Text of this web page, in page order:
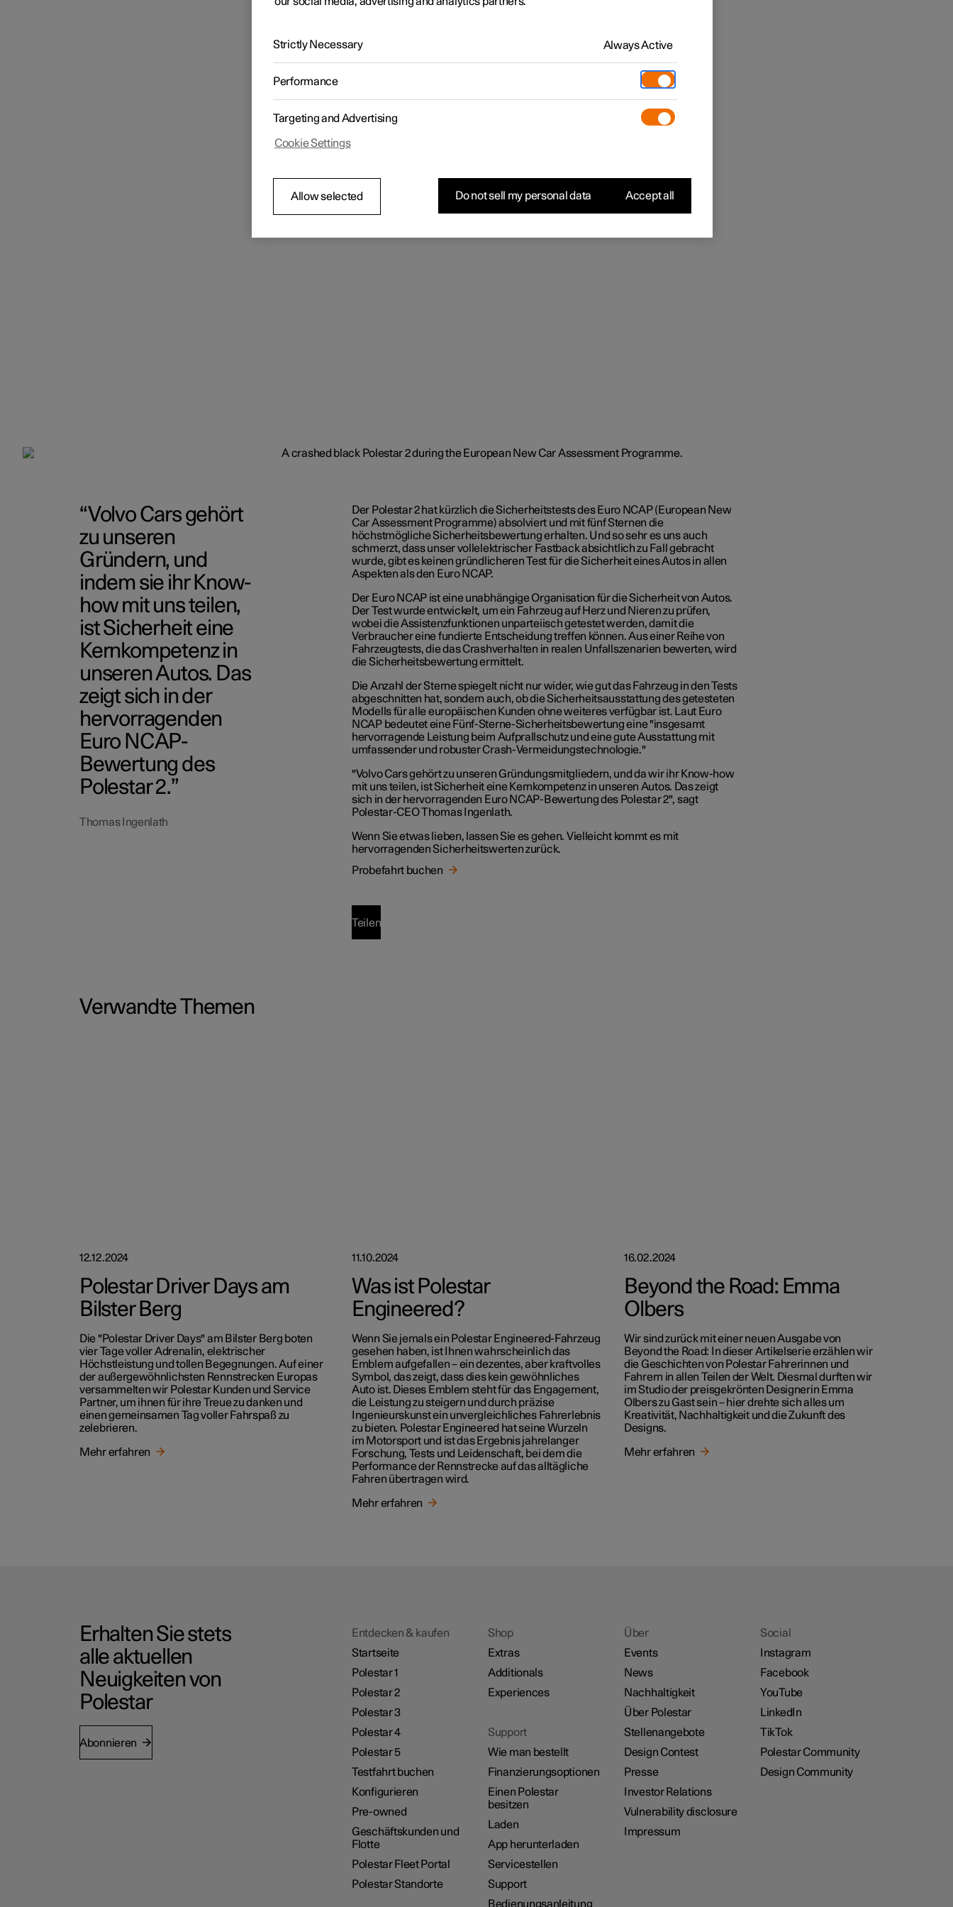
Volvo Cars gehört
zu unseren
Gründern, und
indem sie ihr Know-
how mit uns teilen,
ist Sicherheit eine
Kernkompetenz in
unseren Autos. Das
zeigt sich in der
hervorragenden
Euro NCAP-
Bewertung des
Polestar 2.
Thomas Ingenlath
Der Polestar 2 hat kürzlich die Sicherheitstests des Euro NCAP (European New
Car Assessment Programme) absolviert und mit fünf Sternen die
höchstmögliche Sicherheitsbewertung erhalten. Und so sehr es uns auch
schmerzt, dass unser vollelektrischer Fastback absichtlich zu Fall gebracht
wurde, gibt es keinen gründlicheren Test für die Sicherheit eines Autos in allen
Aspekten als den Euro NCAP.
Der Euro NCAP ist eine unabhängige Organisation für die Sicherheit von Autos.
Der Test wurde entwickelt, um ein Fahrzeug auf Herz und Nieren zu prüfen,
wobei die Assistenzfunktionen unparteiisch getestet werden, damit die
Verbraucher eine fundierte Entscheidung treffen können. Aus einer Reihe von
Fahrzeugtests, die das Crashverhalten in realen Unfallszenarien bewerten, wird
die Sicherheitsbewertung ermittelt.
Die Anzahl der Sterne spiegelt nicht nur wider, wie gut das Fahrzeug in den Tests
abgeschnitten hat, sondern auch, ob die Sicherheitsausstattung des getesteten
Modells für alle europäischen Kunden ohne weiteres verfügbar ist. Laut Euro
NCAP bedeutet eine Fünf-Sterne-Sicherheitsbewertung eine "insgesamt
hervorragende Leistung beim Aufprallschutz und eine gute Ausstattung mit
umfassender und robuster Crash-Vermeidungstechnologie."
"Volvo Cars gehört zu unseren Gründungsmitgliedern, und da wir ihr Know-how
mit uns teilen, ist Sicherheit eine Kernkompetenz in unseren Autos. Das zeigt
sich in der hervorragenden Euro NCAP-Bewertung des Polestar 2", sagt
Polestar-CEO Thomas Ingenlath.
Wenn Sie etwas lieben, lassen Sie es gehen. Vielleicht kommt es mit
hervorragenden Sicherheitswerten zurück.
Probefahrt buchen
Teilen
Verwandte Themen
12.12.2024
Polestar Driver Days am
Bilster Berg
Die "Polestar Driver Days" am Bilster Berg boten
vier Tage voller Adrenalin, elektrischer
Höchstleistung und tollen Begegnungen. Auf einer
der außergewöhnlichsten Rennstrecken Europas
versammelten wir Polestar Kunden und Service
Partner, um ihnen für ihre Treue zu danken und
einen gemeinsamen Tag voller Fahrspaß zu
zelebrieren.
Mehr erfahren
11.10.2024
Was ist Polestar
Engineered?
Wenn Sie jemals ein Polestar Engineered-Fahrzeug
gesehen haben, ist Ihnen wahrscheinlich das
Emblem aufgefallen – ein dezentes, aber kraftvolles
Symbol, das zeigt, dass dies kein gewöhnliches
Auto ist. Dieses Emblem steht für das Engagement,
die Leistung zu steigern und durch präzise
Ingenieurskunst ein unvergleichliches Fahrerlebnis
zu bieten. Polestar Engineered hat seine Wurzeln
im Motorsport und ist das Ergebnis jahrelanger
Forschung, Tests und Leidenschaft, bei dem die
Performance der Rennstrecke auf das alltägliche
Fahren übertragen wird.
Mehr erfahren
16.02.2024
Beyond the Road: Emma
Olbers
Wir sind zurück mit einer neuen Ausgabe von
Beyond the Road: In dieser Artikelserie erzählen wir
die Geschichten von Polestar Fahrerinnen und
Fahrern in allen Teilen der Welt. Diesmal durften wir
im Studio der preisgekrönten Designerin Emma
Olbers zu Gast sein – hier drehte sich alles um
Kreativität, Nachhaltigkeit und die Zukunft des
Designs.
Mehr erfahren
Erhalten Sie stets
alle aktuellen
Neuigkeiten von
Polestar
Abonnieren
Entdecken & kaufen
Startseite
Polestar 1
Polestar 2
Polestar 3
Polestar 4
Polestar 5
Testfahrt buchen
Konfigurieren
Pre-owned
Geschäftskunden und
Flotte
Polestar Fleet Portal
Polestar Standorte
Shop
Extras
Additionals
Experiences
Support
Wie man bestellt
Finanzierungsoptionen
Einen Polestar
besitzen
Laden
App herunterladen
Servicestellen
Support
Bedienungsanleitung
Über
Events
News
Nachhaltigkeit
Über Polestar
Stellenangebote
Design Contest
Presse
Investor Relations
Vulnerability disclosure
Impressum
Social
Instagram
Facebook
YouTube
LinkedIn
TikTok
Polestar Community
Design Community
Strictly Necessary Always Active
Performance
Targeting and Advertising
Cookie Settings
Allow selected Do not sell my personal data Accept all